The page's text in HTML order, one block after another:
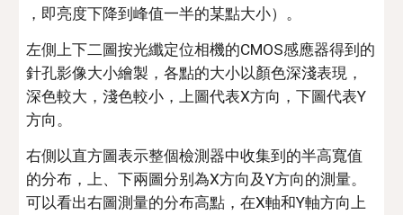
，即亮度下降到峰值一半的某點大小）。
左側上下二圖按光纖定位相機的CMOS感應器得到的
針孔影像大小繪製，各點的大小以顏色深淺表現，
深色較大，淺色較小，上圖代表X方向，下圖代表Y
方向。
右側以直方圖表示整個檢測器中收集到的半高寬值
的分布，上、下兩圖分别為X方向及Y方向的測量。
可以看出右圖測量的分布高點，在X軸和Y軸方向上